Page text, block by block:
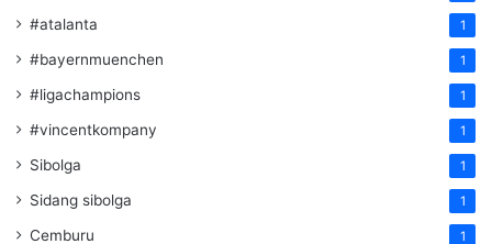
#atalanta 1
#bayernmuenchen 1
#ligachampions 1
#vincentkompany 1
Sibolga 1
Sidang sibolga 1
Cemburu 1